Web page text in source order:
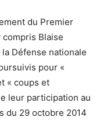
du Premier
compris Blaise
la Défense nationale
pour «
« coups et
leur participation au
du 29 octobre 2014